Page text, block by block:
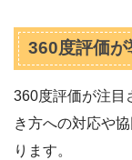
360度評価が
360度評価が注目
き方への対応や
ります。